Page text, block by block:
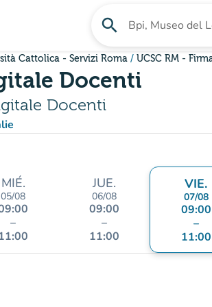
search Buscar un
Cattolica - Servizi Roma UCSC RM -
Docenti
Docenti
MIÉ.
05/08
–
JUE.
06/08
09:00
–
11:00
VIE.
07/08
09:00
–
11:00